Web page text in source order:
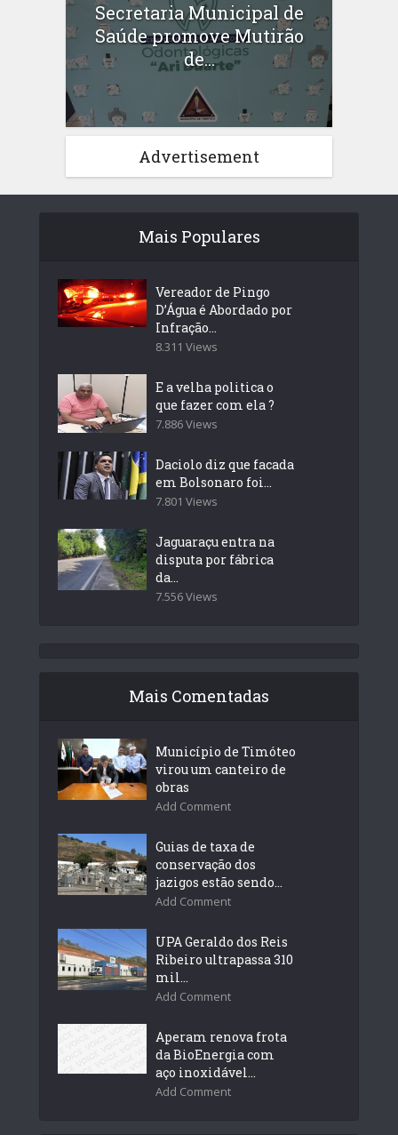
Secretaria Municipal de
Saúde promove Mutirão
de...
Advertisement
Mais Populares
Vereador de Pingo
D’Água é Abordado por
Infração...
8.311 Views
E a velha politica o
que fazer com ela ?
7.886 Views
Daciolo diz que facada
em Bolsonaro foi...
7.801 Views
Jaguaraçu entra na
disputa por fábrica
da...
7.556 Views
Mais Comentadas
Município de Timóteo
virou um canteiro de
obras
Add Comment
Guias de taxa de
conservação dos
jazigos estão sendo...
Add Comment
UPA Geraldo dos Reis
Ribeiro ultrapassa 310
mil...
Add Comment
Aperam renova frota
da BioEnergia com
aço inoxidável...
Add Comment